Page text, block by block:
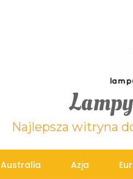
Najlepsza witryna
Australia Azja